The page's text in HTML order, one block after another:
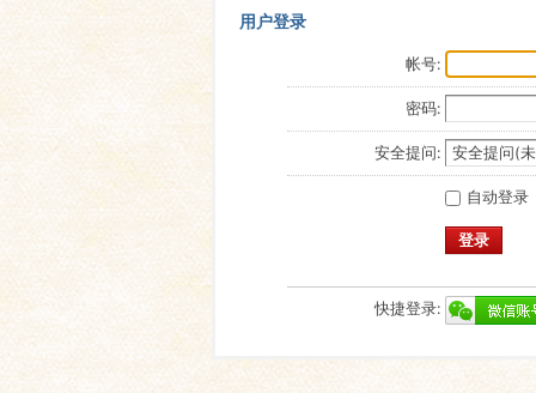
用户登录
帐号:
密码:
安全提问:
自动登录
登录
快捷登录: